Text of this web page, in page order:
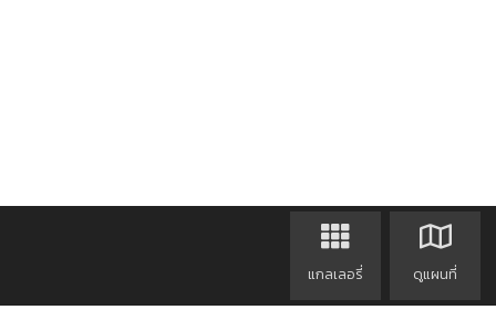
แกลเลอรี่ ดูแผนที่